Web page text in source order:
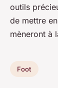
outils
de mettre
mèneront à
Foot